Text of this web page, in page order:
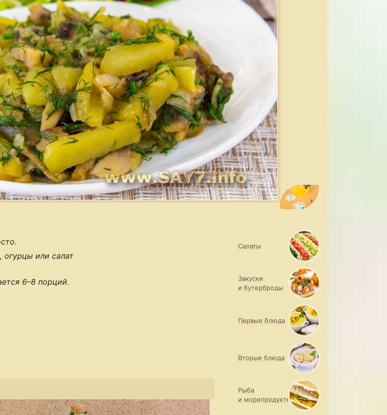
или салат
6–8 порций.
Салаты
Закуски
и бутерброды
Первые блюда
Вторые блюда
Рыба
и морепродукты